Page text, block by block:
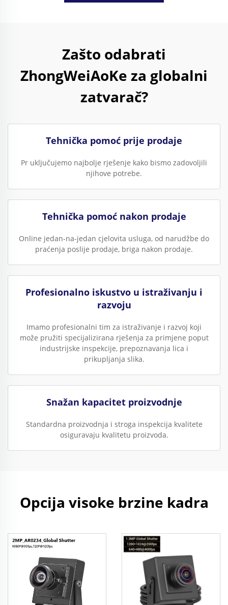
Zašto odabrati
ZhongWeiAoKe za globalni
zatvarač?
Tehnička pomoć prije prodaje
Pr uključujemo najbolje rješenje kako bismo zadovoljili
njihove potrebe.
Tehnička pomoć nakon prodaje
Online jedan-na-jedan cjelovita usluga, od narudžbe do
praćenja poslije prodaje, briga nakon prodaje.
Profesionalno iskustvo u istraživanju i
razvoju
Imamo profesionalni tim za istraživanje i razvoj koji
može pružiti specijalizirana rješenja za primjene poput
industrijske inspekcije, prepoznavanja lica i
prikupljanja slika.
Snažan kapacitet proizvodnje
Standardna proizvodnja i stroga inspekcija kvalitete
osiguravaju kvalitetu proizvoda.
Opcija visoke brzine kadra